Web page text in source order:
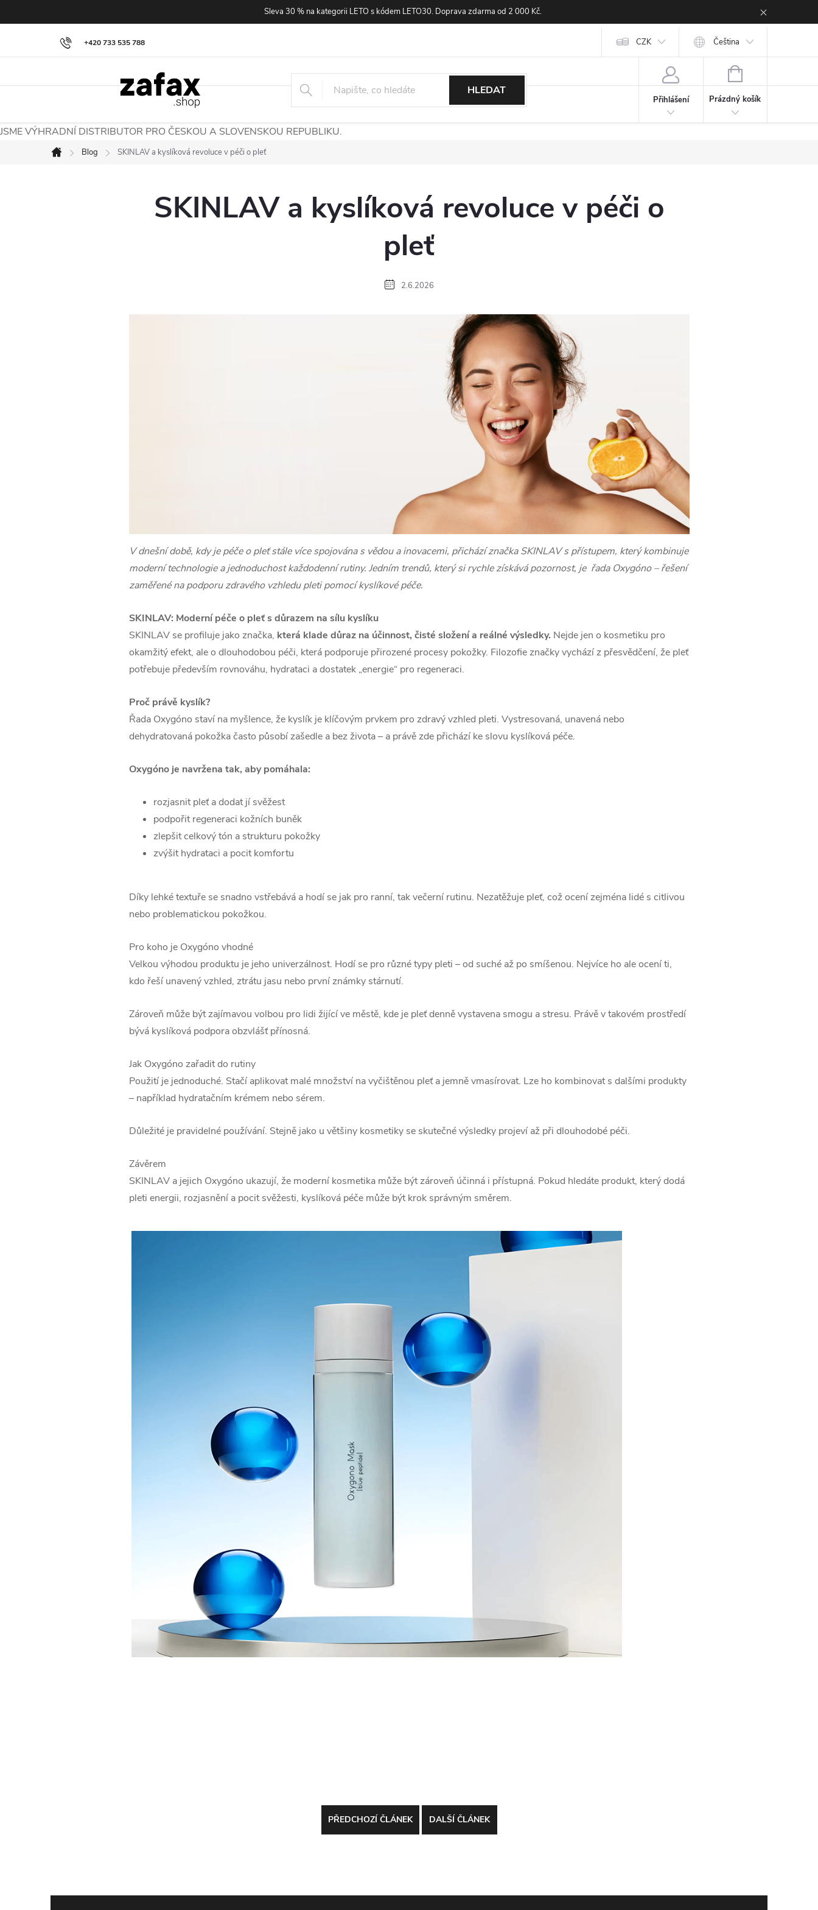
Sleva 30 % na kategorii LETO s kódem LETO30. Doprava zdarma od 2 000 Kč.
+420 733 535 788 CZK Čeština
Všechny produkty Neauvia Skinlav Emani O NÁS Značky
HLEDAT
Přihlášení
NÁKUPNÍ KOŠÍK
Prázdný košík
JSME VÝHRADNÍ DISTRIBUTOR PRO ČESKOU A SLOVENSKOU REPUBLIKU.
Domů
Blog SKINLAV a kyslíková revoluce v péči o pleť
SKINLAV a kyslíková revoluce v péči o
pleť
2.6.2026
V dnešní době, kdy je péče o pleť stále více spojována s vědou a inovacemi, přichází značka SKINLAV s přístupem, který kombinuje
moderní technologie a jednoduchost každodenní rutiny. Jedním trendů, který si rychle získává pozornost, je řada Oxygóno – řešení
zaměřené na podporu zdravého vzhledu pleti pomocí kyslíkové péče.
SKINLAV: Moderní péče o pleť s důrazem na sílu kyslíku
SKINLAV se profiluje jako značka, která klade důraz na účinnost, čisté složení a reálné výsledky. Nejde jen o kosmetiku pro
okamžitý efekt, ale o dlouhodobou péči, která podporuje přirozené procesy pokožky. Filozofie značky vychází z přesvědčení, že pleť
potřebuje především rovnováhu, hydrataci a dostatek „energie“ pro regeneraci.
Proč právě kyslík?
Řada Oxygóno staví na myšlence, že kyslík je klíčovým prvkem pro zdravý vzhled pleti. Vystresovaná, unavená nebo
dehydratovaná pokožka často působí zašedle a bez života – a právě zde přichází ke slovu kyslíková péče.
Oxygóno je navržena tak, aby pomáhala:
rozjasnit pleť a dodat jí svěžest
podpořit regeneraci kožních buněk
zlepšit celkový tón a strukturu pokožky
zvýšit hydrataci a pocit komfortu
Díky lehké textuře se snadno vstřebává a hodí se jak pro ranní, tak večerní rutinu. Nezatěžuje pleť, což ocení zejména lidé s citlivou
nebo problematickou pokožkou.
Pro koho je Oxygóno vhodné
Velkou výhodou produktu je jeho univerzálnost. Hodí se pro různé typy pleti – od suché až po smíšenou. Nejvíce ho ale ocení ti,
kdo řeší unavený vzhled, ztrátu jasu nebo první známky stárnutí.
Zároveň může být zajímavou volbou pro lidi žijící ve městě, kde je pleť denně vystavena smogu a stresu. Právě v takovém prostředí
bývá kyslíková podpora obzvlášť přínosná.
Jak Oxygóno zařadit do rutiny
Použití je jednoduché. Stačí aplikovat malé množství na vyčištěnou pleť a jemně vmasírovat. Lze ho kombinovat s dalšími produkty
– například hydratačním krémem nebo sérem.
Důležité je pravidelné používání. Stejně jako u většiny kosmetiky se skutečné výsledky projeví až při dlouhodobé péči.
Závěrem
SKINLAV a jejich Oxygóno ukazují, že moderní kosmetika může být zároveň účinná i přístupná. Pokud hledáte produkt, který dodá
pleti energii, rozjasnění a pocit svěžesti, kyslíková péče může být krok správným směrem.
PŘEDCHOZÍ ČLÁNEK DALŠÍ ČLÁNEK
15% SLEVA
Přihlášením k odběru newsletteru získáte